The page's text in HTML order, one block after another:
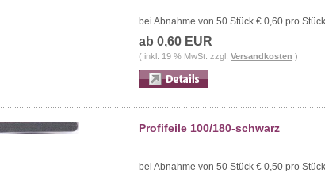
bei Abnahme von 50 Stück € 0,60 pro Stück
ab 0,60 EUR
( inkl. 19 % MwSt. zzgl. Versandkosten )
Profifeile 100/180-schwarz
bei Abnahme von 50 Stück € 0,50 pro Stück